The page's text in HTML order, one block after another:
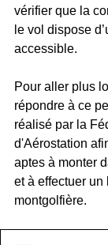
vérifier que la
le vol dispose
accessible.
Pour aller plus
répondre à ce
réalisé par la
d'Aérostation
aptes à monter
et à effectuer un
montgolfière.